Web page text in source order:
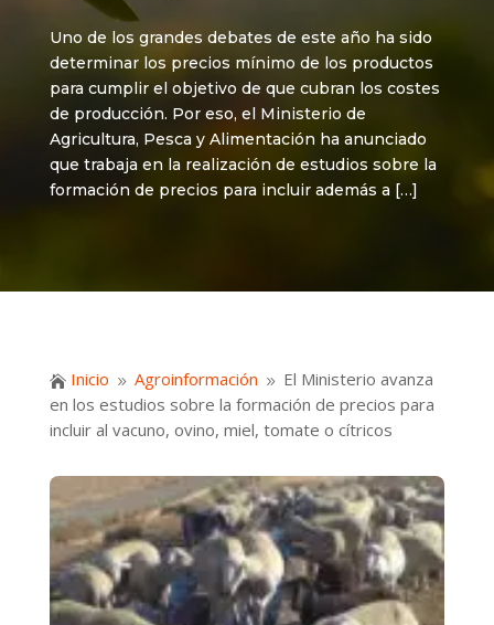
Uno de los grandes debates de este año ha sido
determinar los precios mínimo de los productos
para cumplir el objetivo de que cubran los costes
de producción. Por eso, el Ministerio de
Agricultura, Pesca y Alimentación ha anunciado
que trabaja en la realización de estudios sobre la
formación de precios para incluir además a […]
 Inicio 9 Agroinformación 9 El Ministerio avanza
en los estudios sobre la formación de precios para
incluir al vacuno, ovino, miel, tomate o cítricos